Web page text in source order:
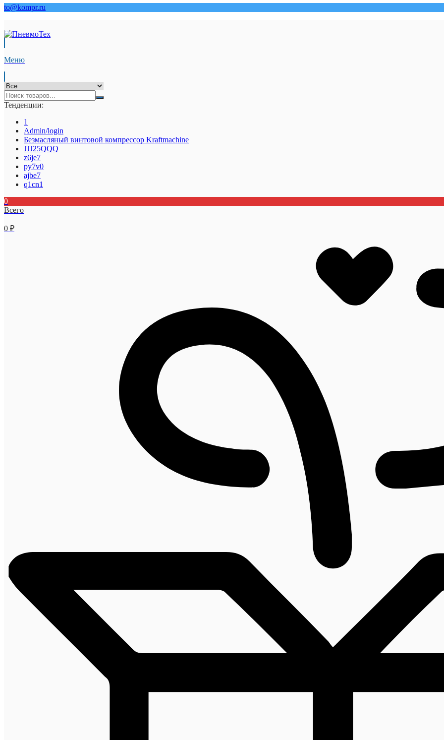
to@kompr.ru
Меню
Тенденции:
1
Admin/login
Безмасляный винтовой компрессор Kraftmaсhine
JJJ25QQQ
z6je7
py7v0
ajbe7
q1cn1
0
Всего
0 ₽